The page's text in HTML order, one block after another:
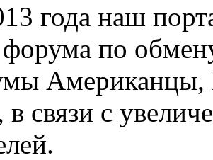
года наш
форума по
связи с